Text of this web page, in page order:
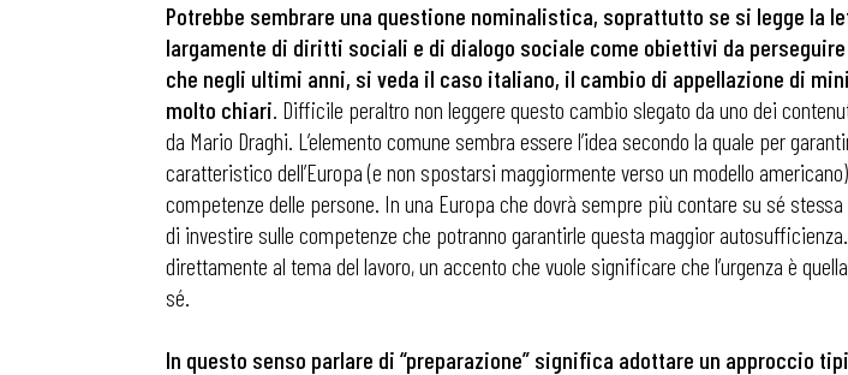
Potrebbe sembrare una questione nominalistica, soprattutto se si legge la
largamente di diritti sociali e di dialogo sociale come obiettivi da
che negli ultimi anni, si veda il caso italiano, il cambio di appellazione di
molto chiari. Difficile peraltro non leggere questo cambio slegato da uno dei
da Mario Draghi. L’elemento comune sembra essere l’idea secondo la quale per
caratteristico dell’Europa (e non spostarsi maggiormente verso un modello
competenze delle persone. In una Europa che dovrà sempre più contare su sé
di investire sulle competenze che potranno garantirle questa maggior
direttamente al tema del lavoro, un accento che vuole significare che l’urgenza è
sé.
In questo senso parlare di “preparazione” significa adottare un approccio